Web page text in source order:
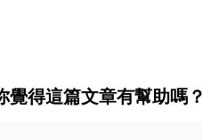
覺得這篇文章有幫助嗎？